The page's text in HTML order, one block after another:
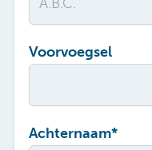
Voorvoegsel
Achternaam*